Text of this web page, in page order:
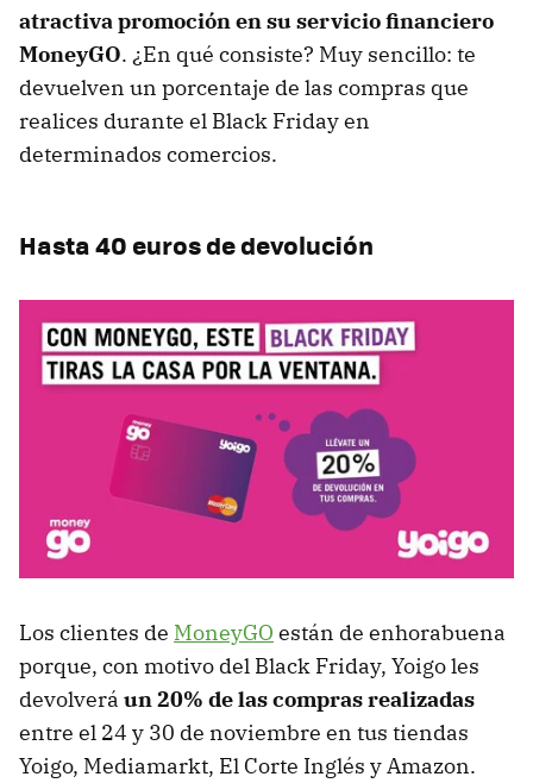
atractiva promoción en su servicio financiero
MoneyGO. ¿En qué consiste? Muy sencillo: te
devuelven un porcentaje de las compras que
realices durante el Black Friday en
determinados comercios.
Hasta 40 euros de devolución
Los clientes de MoneyGO están de enhorabuena
porque, con motivo del Black Friday, Yoigo les
devolverá un 20% de las compras realizadas
entre el 24 y 30 de noviembre en tus tiendas
Yoigo, Mediamarkt, El Corte Inglés y Amazon.